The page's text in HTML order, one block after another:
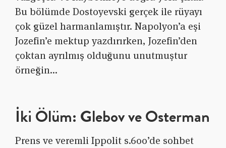
Bu bölümde Dostoyevski gerçek ile rüyayı
çok güzel harmanlamıştır. Napolyon’a eşi
Jozefin’e mektup yazdırırken, Jozefin’den
çoktan ayrılmış olduğunu unutmuştur
örneğin…
İki Ölüm: Glebov ve Osterman
Prens ve veremli Ippolit s.600’de sohbet